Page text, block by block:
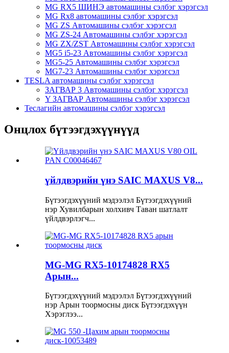
MG RX5 ШИНЭ автомашины сэлбэг хэрэгсэл
MG Rx8 автомашины сэлбэг хэрэгсэл
MG ZS Автомашины сэлбэг хэрэгсэл
MG ZS-24 Автомашины сэлбэг хэрэгсэл
MG ZX/ZST Автомашины сэлбэг хэрэгсэл
MG5 i5-23 Автомашины сэлбэг хэрэгсэл
MG5-25 Автомашины сэлбэг хэрэгсэл
MG7-23 Автомашины сэлбэг хэрэгсэл
TESLA автомашины сэлбэг хэрэгсэл
ЗАГВАР 3 Автомашины сэлбэг хэрэгсэл
Y ЗАГВАР Автомашины сэлбэг хэрэгсэл
Теслагийн автомашины сэлбэг хэрэгсэл
Онцлох бүтээгдэхүүнүүд
үйлдвэрийн үнэ SAIC MAXUS V8...
Бүтээгдэхүүний мэдээлэл Бүтээгдэхүүний
нэр Хувилбарын холхивч Таван шатлалт
үйлдвэрлэгч...
MG-MG RX5-10174828 RX5
Арын...
Бүтээгдэхүүний мэдээлэл Бүтээгдэхүүний
нэр Арын тоормосны диск Бүтээгдэхүүн
Хэрэглээ...